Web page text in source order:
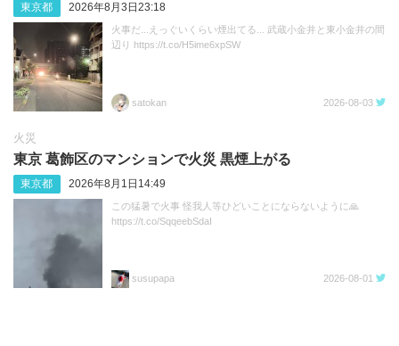
東京都 2026年8月3日23:18
火事だ...えっぐいくらい煙出てる... 武蔵小金井と東小金井の間
辺り https://t.co/H5ime6xpSW
satokan 2026-08-03
火災
東京 葛飾区のマンションで火災 黒煙上がる
東京都 2026年8月1日14:49
この猛暑で火事 怪我人等ひどいことにならないように🙏
https://t.co/SqqeebSdaI
susupapa 2026-08-01